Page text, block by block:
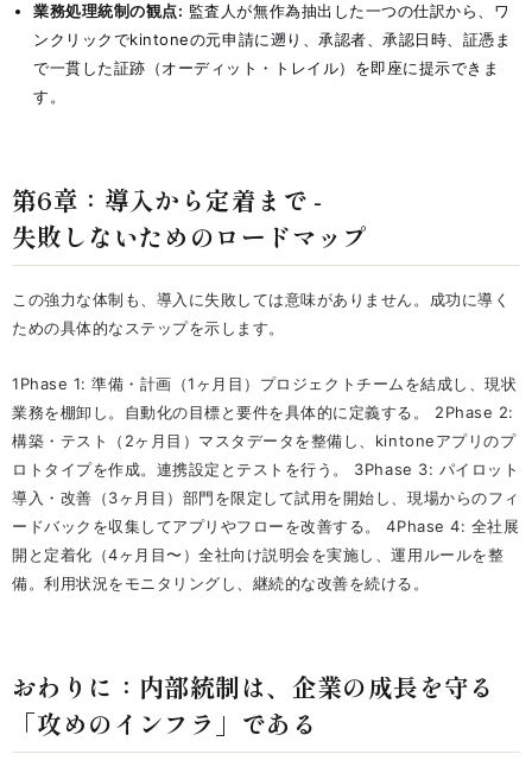
業務処理統制の観点: 監査人が無作為抽出した一つの仕訳から、ワ
ンクリックでkintoneの元申請に遡り、承認者、承認日時、証憑ま
で一貫した証跡（オーディット・トレイル）を即座に提示できま
す。
第6章：導入から定着まで -
失敗しないためのロードマップ
この強力な体制も、導入に失敗しては意味がありません。成功に導く
ための具体的なステップを示します。
1Phase 1: 準備・計画（1ヶ月目）プロジェクトチームを結成し、現状
業務を棚卸し。自動化の目標と要件を具体的に定義する。 2Phase 2:
構築・テスト（2ヶ月目）マスタデータを整備し、kintoneアプリのプ
ロトタイプを作成。連携設定とテストを行う。 3Phase 3: パイロット
導入・改善（3ヶ月目）部門を限定して試用を開始し、現場からのフィ
ードバックを収集してアプリやフローを改善する。 4Phase 4: 全社展
開と定着化（4ヶ月目〜）全社向け説明会を実施し、運用ルールを整
備。利用状況をモニタリングし、継続的な改善を続ける。
おわりに：内部統制は、企業の成長を守る
「攻めのインフラ」である